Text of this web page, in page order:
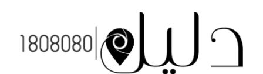
المحتوى